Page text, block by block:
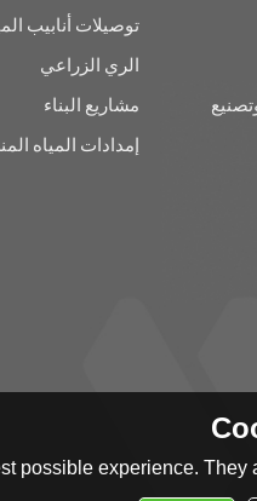
توصيلات أنابيب
الري الزراعي
مشاريع البناء
إمدادات المياه
possible experience.